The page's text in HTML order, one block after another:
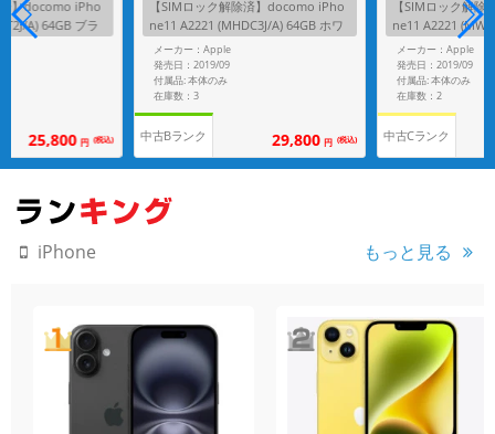
】docomo iPho
A) 64GB ブラ
25,800 円 (税込)
【SIMロック解除済】docomo iPho
ne11 A2221 (MHDC3J/A) 64GB ホワ
イト
メーカー：Apple
発売日：2019/09
付属品: 本体のみ
在庫数：3
中古Bランク 29,800 円 (税込)
【SIMロック解
ne11 A2221
ーン
メーカー：Apple
発売日：2019/09
付属品: 本体のみ
在庫数：2
中古Cランク
iPhone もっと見る